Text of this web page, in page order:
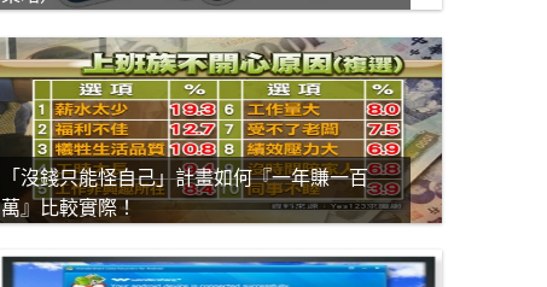
「沒錢只能怪自己」計畫如何『一年賺一百
萬』比較實際！